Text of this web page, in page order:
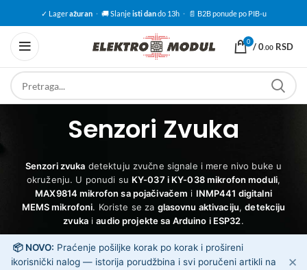
✓ Lageražuran · 🚚 Slanjeisti dando 13h · 📄 B2B ponude po PIB-u
0 /0.00 RSD
Senzori Zvuka
Senzori zvuka detektuju zvučne signale i mere nivo buke u
okruženju. U ponudi su KY-037 i KY-038 mikrofon moduli,
MAX9814 mikrofon sa pojačivačem i INMP441 digitalni
MEMS mikrofoni. Koriste se za glasovnu aktivaciju,detekciju
zvukaiaudio projekte sa Arduino i ESP32.
ℹ️
📦 NOVO: Praćenje pošiljke korak po korak i prošireni
korisnički nalog — istorija porudžbina i svi poručeni artikli na
✕